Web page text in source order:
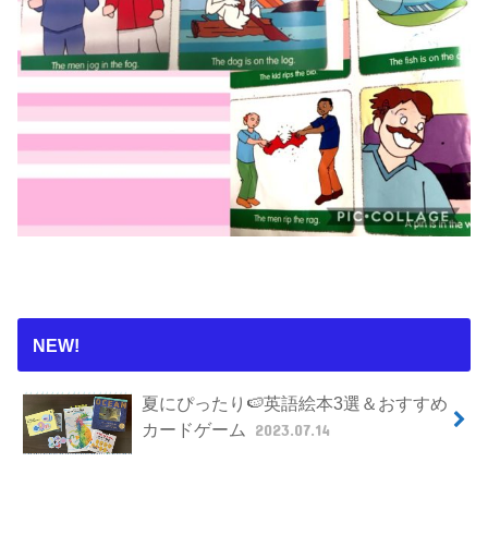
NEW!
夏にぴったり🍉英語絵本3選＆おすすめ
カードゲーム
2023.07.14